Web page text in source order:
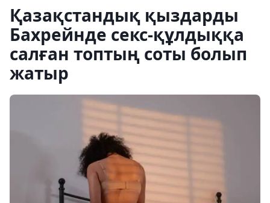
Қазақстандық қыздарды
Бахрейнде секс-құлдыққа
салған топтың соты болып
жатыр